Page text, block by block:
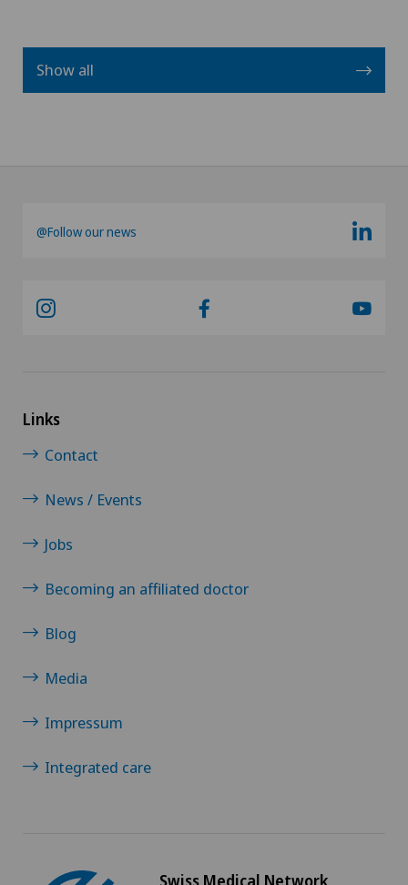
Show all
@Follow our news
Links
Contact
News / Events
Jobs
Becoming an affiliated doctor
Blog
Media
Impressum
Integrated care